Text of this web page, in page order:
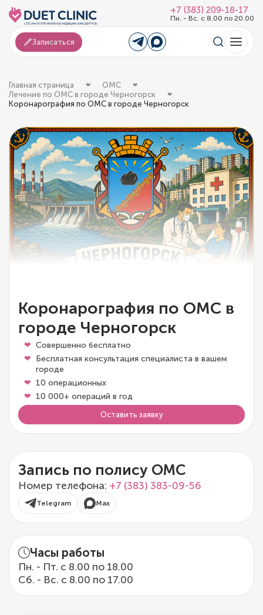
+7 (383) 209-18-17
Пн. - Вс. с 8.00 по 20.00
Записаться
Главная страница
ОМС
Лечение по ОМС в городе Черногорск
Коронарография по ОМС в городе Черногорск
Коронарография по ОМС в
городе Черногорск
Совершенно бесплатно
Бесплатная консультация специалиста в вашем
городе
10 операционных
10 000+ операций в год
Оставить заявку
Запись по полису ОМС
Номер телефона: +7 (383) 383-09-56
Telegram Max
Часы работы
Пн. - Пт. с 8.00 по 18.00
Сб. - Вс. с 8.00 по 17.00